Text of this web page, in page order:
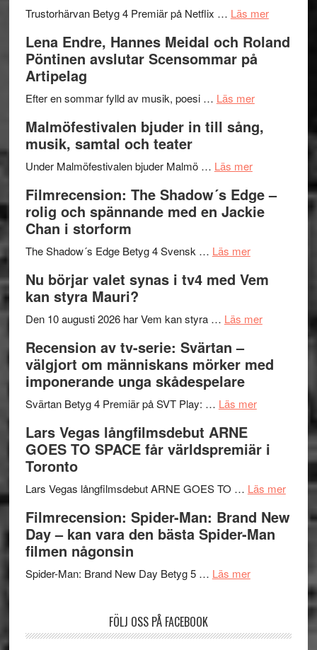
lättsam
2026
I
Delvis
genrens
terräng
Trustorhärvan Betyg 4 Premiär på Netflix … Läs merom
på
Lena Endre, Hannes Meidal och Roland
Pöntinen avslutar Scensommar på
Artipelag
Efter en sommar fylld av musik, poesi … Läs merom
Endre,
Roland
Pöntinen
Artipelag
Malmöfestivalen bjuder in till sång,
musik, samtal och teater
Under Malmöfestivalen bjuder Malmö … Läs merom
bjuder
in
samtal
teater
Filmrecension: The Shadow´s Edge –
rolig och spännande med en Jackie
Chan i storform
The Shadow´s Edge Betyg 4 Svensk … Läs merom
The
´s
rolig
spännande
Jackie
i
Nu börjar valet synas i tv4 med Vem
kan styra Mauri?
Den 10 augusti 2026 har Vem kan styra … Läs merom
valet
Vem
styra
Recension av tv-serie: Svärtan –
välgjort om människans mörker med
imponerande unga skådespelare
Svärtan Betyg 4 Premiär på SVT Play: … Läs merom
tv-
Svärtan
välgjort
om
imponerande
Lars Vegas långfilmsdebut ARNE
GOES TO SPACE får världspremiär i
Toronto
Lars Vegas långfilmsdebut ARNE GOES TO … Läs merom
Vegas
GOES
Filmrecension: Spider-Man: Brand New
Day – kan vara den bästa Spider-Man
filmen någonsin
Spider-Man: Brand New Day Betyg 5 … Läs merom
Filmrecension:
Brand
FÖLJ OSS PÅ FACEBOOK